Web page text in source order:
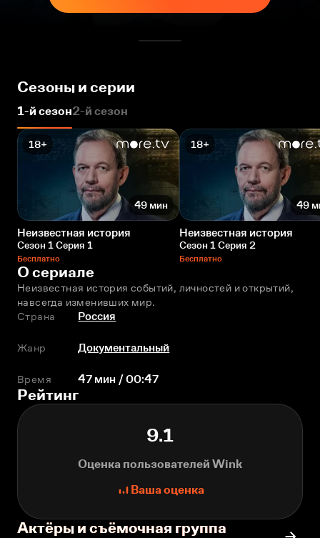
Сезоны и серии
1-й сезон2-й сезон
18+
49 мин
Неизвестная история
Сезон 1 Серия 1
Бесплатно
18+
49
Неизвестная история
Сезон 1 Серия 2
Бесплатно
О сериале
Неизвестная история событий, личностей и открытий,
навсегда изменивших мир.
Страна
Россия
Жанр Документальный
Время 47 мин / 00:47
Рейтинг
9.1
Оценка пользователей Wink
Ваша оценка
Актёры и съёмочная группа